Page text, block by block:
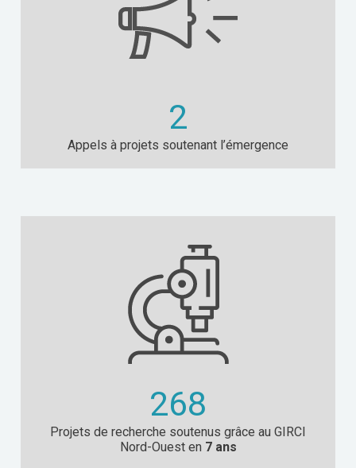
2
Appels à projets soutenant l’émergence
268
Projets de recherche soutenus grâce au GIRCI
Nord-Ouest en 7 ans